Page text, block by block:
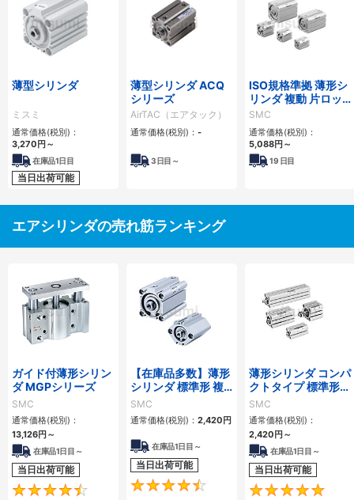
薄型シリンダ
ミスミ
通常価格(税別)：
3,270 円 ～
在庫品1日目
当日出荷可能
薄型シリンダ ACQ
シリーズ
AirTAC（エアタック）
通常価格(税別)： -
3日目～
ISO規格準拠 薄形シ
リンダ 複動 片ロッ
ド C55シリーズ
SMC
通常価格(税別)：
5,088円 ～
19 日目
エアシリンダの売れ筋ランキング
ガイド付薄形シリン
ダ MGPシリーズ
SMC
通常価格(税別)：
13,126円 ～
在庫品1日目～
当日出荷可能
4.6
【在庫品多数】薄形
シリンダ 標準形 複
動・片ロッド CQ2
シリーズ
SMC
通常価格(税別)： 2,420 円
在庫品1日目～
当日出荷可能
4.5
薄形シリンダ コンパ
クトタイプ 標準形
複動 片ロッド CQS
シリーズ
SMC
通常価格(税別)：
2,420 円 ～
在庫品1日目～
当日出荷可能